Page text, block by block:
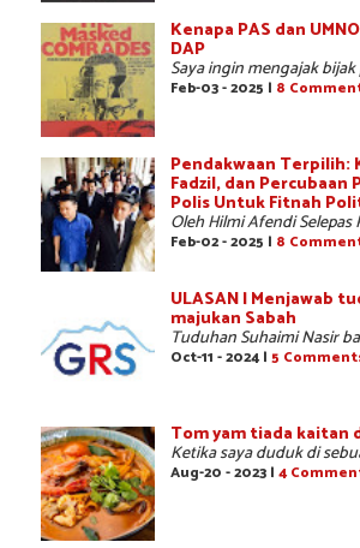
Kenapa PAS dan
DAP
Saya ingin mengajak bijak
Feb-03 - 2025 | 8
Pendakwaan Terpilih:
Fadzil, dan Percubaan
Polis Untuk Fitnah
Oleh Hilmi Afendi Selepas
Feb-02 - 2025 | 8
ULASAN | Menjawab
majukan Sabah
Tuduhan Suhaimi Nasir
Oct-11 - 2024 | 5
Tom yam tiada kaitan
Ketika saya duduk di
Aug-20 - 2023 | 4